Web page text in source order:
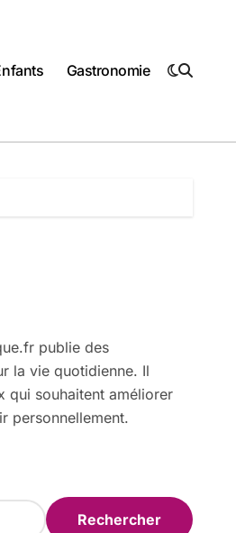
Gastronomie
publie des
la vie quotidienne. Il
qui souhaitent améliorer
personnellement.